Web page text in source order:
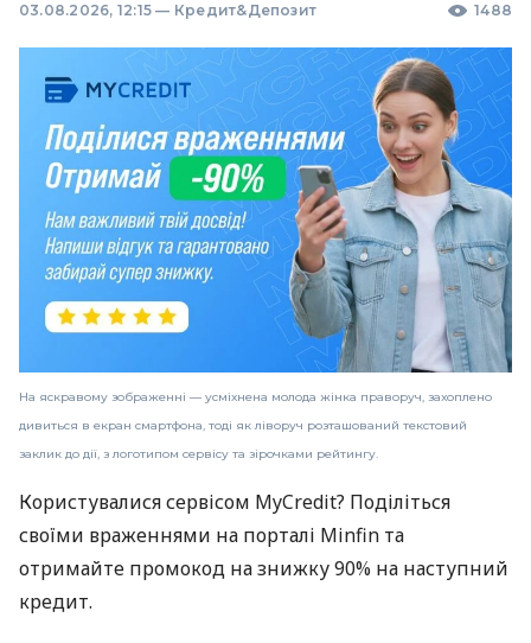
03.08.2026, 12:15 — Кредит&Депозит 1488
На яскравому зображенні — усміхнена молода жінка праворуч, захоплено
дивиться в екран смартфона, тоді як ліворуч розташований текстовий
заклик до дії, з логотипом сервісу та зірочками рейтингу.
Користувалися сервісом MyCredit? Поділіться
своїми враженнями на порталі Minfin та
отримайте промокод на знижку 90% на наступний
кредит.